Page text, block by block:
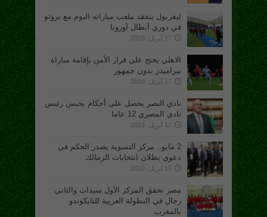
ليفربول يتفقد ملعب مباراته اليوم مع بروتو
في دوري أبطال أوروبا
17 أبريل، 2019
الاهلي يحتج علي قرار الأمن بإقامة مباراة
بيراميدز بدون جمهور
17 أبريل، 2019
نادي النصر يحصل على أحكام بحبس رئيس
نادي المصري 12 عاما
17 أبريل، 2019
2 مايو.. مركز التسوية يصدر الحكم في
دعوي بطلان انتخابات الزمالك
15 أبريل، 2019
مصر تحقق المركز الأول سيدات والثاني
رجال في البطولة العربية للتايكوندو
بالمغرب